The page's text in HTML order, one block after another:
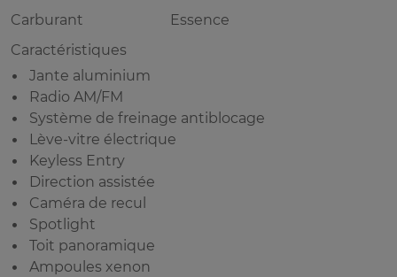
Carburant
Essence
Caractéristiques
Jante aluminium
Radio AM/FM
Système de freinage antiblocage
Lève-vitre électrique
Keyless Entry
Direction assistée
Caméra de recul
Spotlight
Toit panoramique
Ampoules xenon